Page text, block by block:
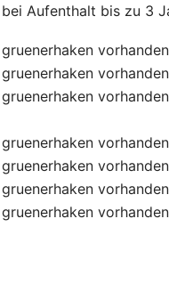
bei Aufenthalt bis zu 3
gruenerhaken vorhanden
gruenerhaken vorhanden
gruenerhaken vorhanden
gruenerhaken vorhanden
gruenerhaken vorhanden
gruenerhaken vorhanden
gruenerhaken vorhanden